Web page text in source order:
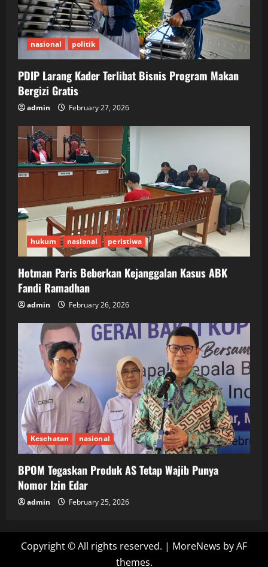
nasional politik
PDIP Larang Kader Terlibat Bisnis Program Makan
Bergizi Gratis
admin February 27, 2026
hukum nasional peristiwa
Hotman Paris Beberkan Kejanggalan Kasus ABK
Fandi Ramadhan
admin February 26, 2026
Kesehatan nasional
BPOM Tegaskan Produk AS Tetap Wajib Punya
Nomor Izin Edar
admin February 25, 2026
Copyright © All rights reserved. | MoreNews by AF
themes.